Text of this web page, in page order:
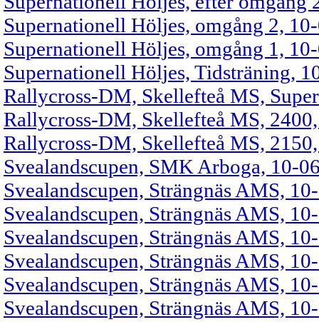
Supernationell Höljes, omgång 2,
Supernationell Höljes, omgång 1,
Supernationell Höljes, Tidsträning,
Rallycross-DM, Skellefteå MS,
Rallycross-DM, Skellefteå MS,
Rallycross-DM, Skellefteå MS,
Svealandscupen, SMK Arboga, 10-
Svealandscupen, Strängnäs AMS,
Svealandscupen, Strängnäs AMS,
Svealandscupen, Strängnäs AMS,
Svealandscupen, Strängnäs AMS,
Svealandscupen, Strängnäs AMS,
Svealandscupen, Strängnäs AMS,